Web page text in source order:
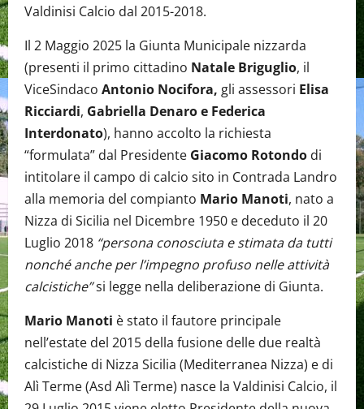
Valdinisi Calcio dal 2015-2018.
Il 2 Maggio 2025 la Giunta Municipale nizzarda
(presenti il primo cittadino Natale Briguglio, il
ViceSindaco Antonio Nocifora, gli assessori Elisa
Ricciardi, Gabriella Denaro e Federica
Interdonato), hanno accolto la richiesta
“formulata” dal Presidente Giacomo Rotondo di
intitolare il campo di calcio sito in Contrada Landro
alla memoria del compianto Mario Manoti, nato a
Nizza di Sicilia nel Dicembre 1950 e deceduto il 20
Luglio 2018 “persona conosciuta e stimata da tutti
nonché anche per l’impegno profuso nelle attività
calcistiche”si legge nella deliberazione di Giunta.
Mario Manoti è stato il fautore principale
nell’estate del 2015 della fusione delle due realtà
calcistiche di Nizza Sicilia (Mediterranea Nizza) e di
Alì Terme (Asd Alì Terme) nasce la Valdinisi Calcio, il